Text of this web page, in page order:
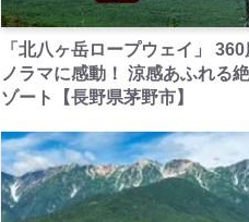
「北八ヶ岳ロープウェイ」
ノラマに感動！ 涼感あふれる
ゾート【長野県茅野市】